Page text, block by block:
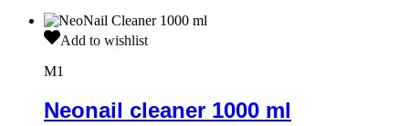
Neonail
1000
Add to wishlist
M1
Neonail cleaner 1000 ml